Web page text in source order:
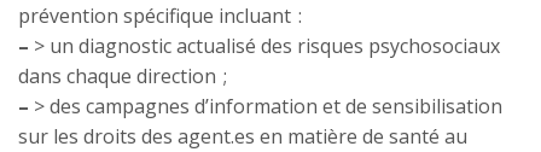
prévention spécifique incluant :
– > un diagnostic actualisé des risques psychosociaux
dans chaque direction ;
– > des campagnes d’information et de sensibilisation
sur les droits des agent.es en matière de santé au